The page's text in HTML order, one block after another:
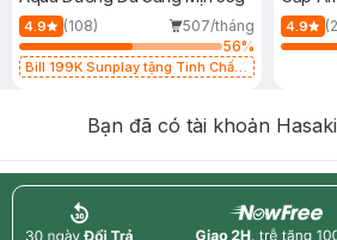
4.9 (108)
507/tháng
56%
Bill 199K Sunplay tặng Tinh Chất
4.9
Bạn đã có tài khoản